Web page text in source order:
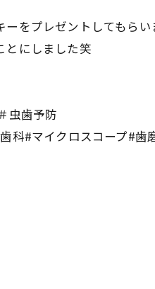
をプレゼントしてもらい
とにしました笑
虫歯予防
科#マイクロスコープ#